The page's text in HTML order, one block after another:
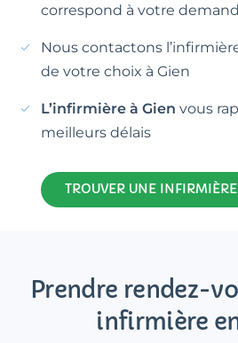
correspond à votre
Nous contactons
de votre choix à Gien
L’infirmière à Gien vous
meilleurs délais
TROUVER UNE INFIRMIÈRE
Prendre rendez-
infirmière